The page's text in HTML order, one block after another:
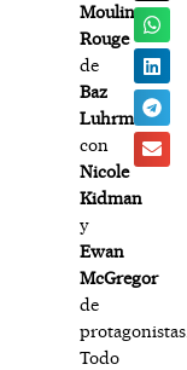
Moulin
Rouge
de
Baz
Luhrmann
con
Nicole
Kidman
y
Ewan
McGregor
de
protagonistas.
Todo